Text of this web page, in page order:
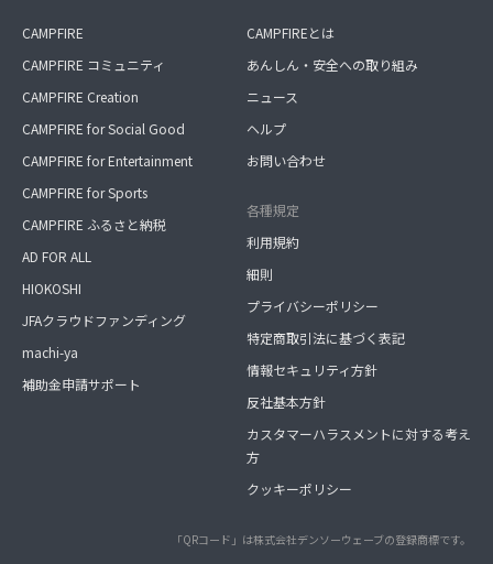
CAMPFIRE
CAMPFIRE コミュニティ
CAMPFIRE Creation
CAMPFIRE for Social Good
CAMPFIRE for Entertainment
CAMPFIRE for Sports
CAMPFIRE ふるさと納税
AD FOR ALL
HIOKOSHI
JFAクラウドファンディング
machi-ya
補助金申請サポート
CAMPFIREとは
あんしん・安全への取り組み
ニュース
ヘルプ
お問い合わせ
各種規定
利用規約
細則
プライバシーポリシー
特定商取引法に基づく表記
情報セキュリティ方針
反社基本方針
カスタマーハラスメントに対する考え
方
クッキーポリシー
「QRコード」は株式会社デンソーウェーブの登録商標です。